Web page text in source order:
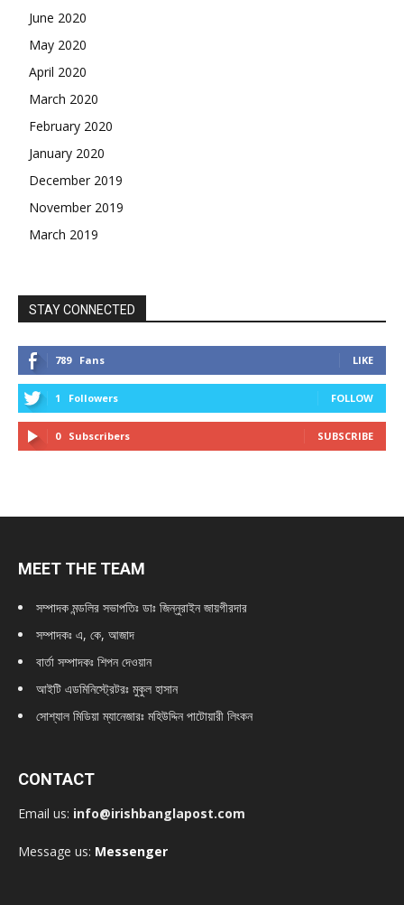
June 2020
May 2020
April 2020
March 2020
February 2020
January 2020
December 2019
November 2019
March 2019
STAY CONNECTED
789 Fans LIKE
1 Followers FOLLOW
0 Subscribers SUBSCRIBE
MEET THE TEAM
সম্পাদক মন্ডলির সভাপতিঃ ডাঃ জিন্নুরাইন জায়গীরদার
সম্পাদকঃ এ, কে, আজাদ
বার্তা সম্পাদকঃ শিপন দেওয়ান
আইটি এডমিনিস্ট্রেটরঃ মুকুল হাসান
সোশ্যাল মিডিয়া ম্যানেজারঃ মহিউদ্দিন পাটোয়ারী লিংকন
CONTACT
Email us: info@irishbanglapost.com
Message us: Messenger